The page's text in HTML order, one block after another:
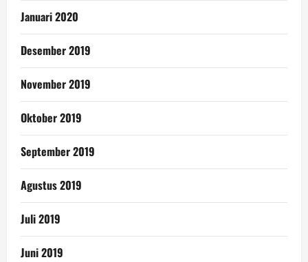
Januari 2020
Desember 2019
November 2019
Oktober 2019
September 2019
Agustus 2019
Juli 2019
Juni 2019